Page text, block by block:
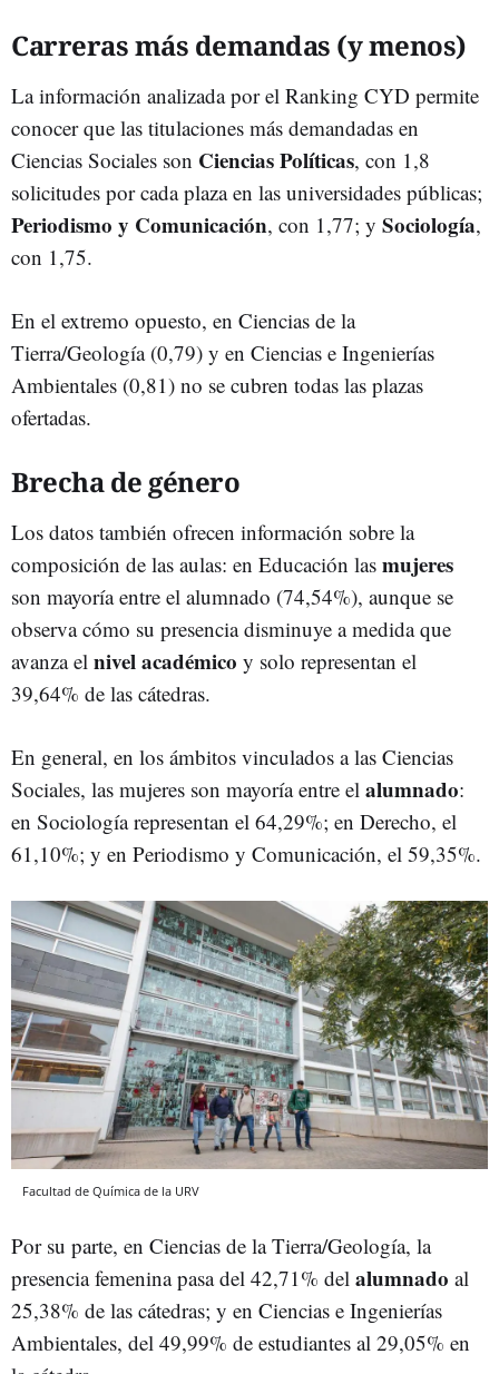
Carreras más demandas (y menos)
La información analizada por el Ranking CYD permite
conocer que las titulaciones más demandadas en
Ciencias Sociales son Ciencias Políticas, con 1,8
solicitudes por cada plaza en las universidades públicas;
Periodismo y Comunicación, con 1,77; y Sociología,
con 1,75.
En el extremo opuesto, en Ciencias de la
Tierra/Geología (0,79) y en Ciencias e Ingenierías
Ambientales (0,81) no se cubren todas las plazas
ofertadas.
Brecha de género
Los datos también ofrecen información sobre la
composición de las aulas: en Educación las mujeres
son mayoría entre el alumnado (74,54%), aunque se
observa cómo su presencia disminuye a medida que
avanza el nivel académico y solo representan el
39,64% de las cátedras.
En general, en los ámbitos vinculados a las Ciencias
Sociales, las mujeres son mayoría entre el alumnado:
en Sociología representan el 64,29%; en Derecho, el
61,10%; y en Periodismo y Comunicación, el 59,35%.
Facultad de Química de la URV
Por su parte, en Ciencias de la Tierra/Geología, la
presencia femenina pasa del 42,71% del alumnado al
25,38% de las cátedras; y en Ciencias e Ingenierías
Ambientales, del 49,99% de estudiantes al 29,05% en